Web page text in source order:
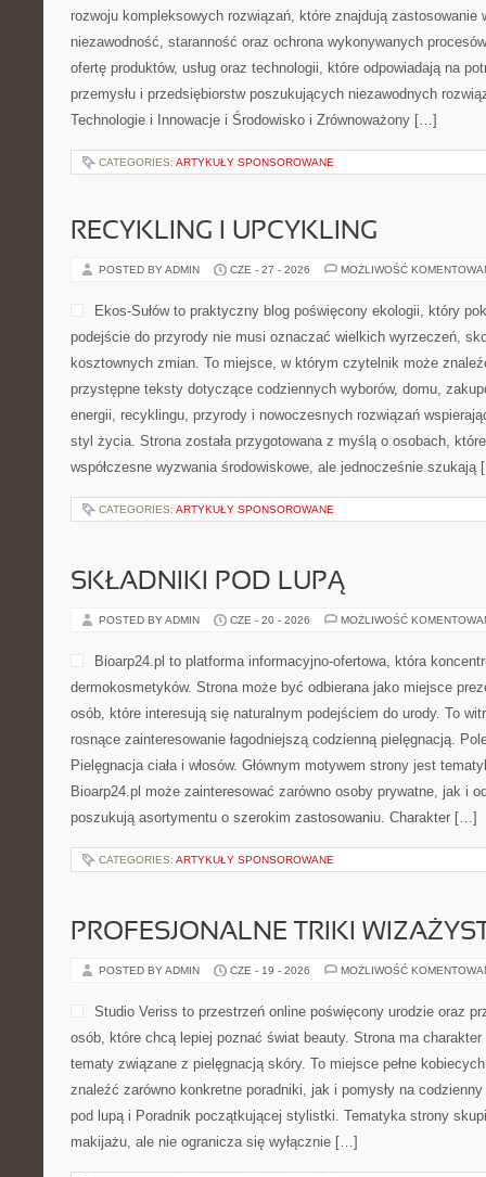
rozwoju kompleksowych rozwiązań, które znajdują
niezawodność, staranność oraz ochrona wykonywanych
ofertę produktów, usług oraz technologii, które odpowiadają na
przemysłu i przedsiębiorstw poszukujących niezawodnych
Technologie i Innowacje i Środowisko i Zrównoważony […]
CATEGORIES: ARTYKUŁY SPONSOROWANE
RECYKLING I UPCYKLING
POSTED BY ADMIN CZE - 27 - 2026 MOŻLIWOŚĆ
Ekos-Sułów to praktyczny blog poświęcony ekologii, który
podejście do przyrody nie musi oznaczać wielkich wyrzeczeń,
kosztownych zmian. To miejsce, w którym czytelnik może
przystępne teksty dotyczące codziennych wyborów, domu,
energii, recyklingu, przyrody i nowoczesnych rozwiązań
styl życia. Strona została przygotowana z myślą o osobach,
współczesne wyzwania środowiskowe, ale jednocześnie
CATEGORIES: ARTYKUŁY SPONSOROWANE
SKŁADNIKI POD LUPĄ
POSTED BY ADMIN CZE - 20 - 2026 MOŻLIWOŚĆ
Bioarp24.pl to platforma informacyjno-ofertowa, która
dermokosmetyków. Strona może być odbierana jako miejsce
osób, które interesują się naturalnym podejściem do urody. To
rosnące zainteresowanie łagodniejszą codzienną pielęgnacją.
Pielęgnacja ciała i włosów. Głównym motywem strony jest
Bioarp24.pl może zainteresować zarówno osoby prywatne, jak i
poszukują asortymentu o szerokim zastosowaniu. Charakter […]
CATEGORIES: ARTYKUŁY SPONSOROWANE
PROFESJONALNE TRIKI
POSTED BY ADMIN CZE - 19 - 2026 MOŻLIWOŚĆ
Studio Veriss to przestrzeń online poświęcony urodzie oraz
osób, które chcą lepiej poznać świat beauty. Strona ma
tematy związane z pielęgnacją skóry. To miejsce pełne
znaleźć zarówno konkretne poradniki, jak i pomysły na
pod lupą i Poradnik początkującej stylistki. Tematyka strony
makijażu, ale nie ogranicza się wyłącznie […]